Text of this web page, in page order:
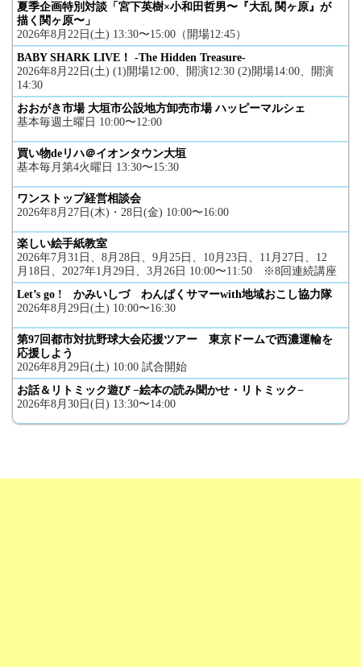
夏季企画特別対談「宮下英樹×小和田哲男〜『大乱 関ヶ原』が
描く関ヶ原〜」
2026年8月22日(土) 13:30〜15:00（開場12:45）
BABY SHARK LIVE！ -The Hidden Treasure-
2026年8月22日(土) (1)開場12:00、開演12:30 (2)開場14:00、開演
14:30
おおがき市場 大垣市公設地方卸売市場 ハッピーマルシェ
基本毎週土曜日 10:00〜12:00
買い物deリハ＠イオンタウン大垣
基本毎月第4火曜日 13:30〜15:30
ワンストップ経営相談会
2026年8月27日(木)・28日(金) 10:00〜16:00
楽しい絵手紙教室
2026年7月31日、8月28日、9月25日、10月23日、11月27日、12
月18日、2027年1月29日、3月26日 10:00〜11:50 ※8回連続講座
Let’s go ! かみいしづ わんぱくサマーwith地域おこし協力隊
2026年8月29日(土) 10:00〜16:30
第97回都市対抗野球大会応援ツアー 東京ドームで西濃運輸を
応援しよう
2026年8月29日(土) 10:00 試合開始
お話＆リトミック遊び −絵本の読み聞かせ・リトミック−
2026年8月30日(日) 13:30〜14:00